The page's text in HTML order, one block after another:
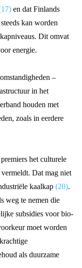
en dat Finlands
kan worden
Dit omvat
energie.
–
in het
houden met
zoals in eerdere
het culturele
Dat mag niet
kaalkap (20).
weg te nemen die
subsidies voor bio-
moet worden
als duurzame